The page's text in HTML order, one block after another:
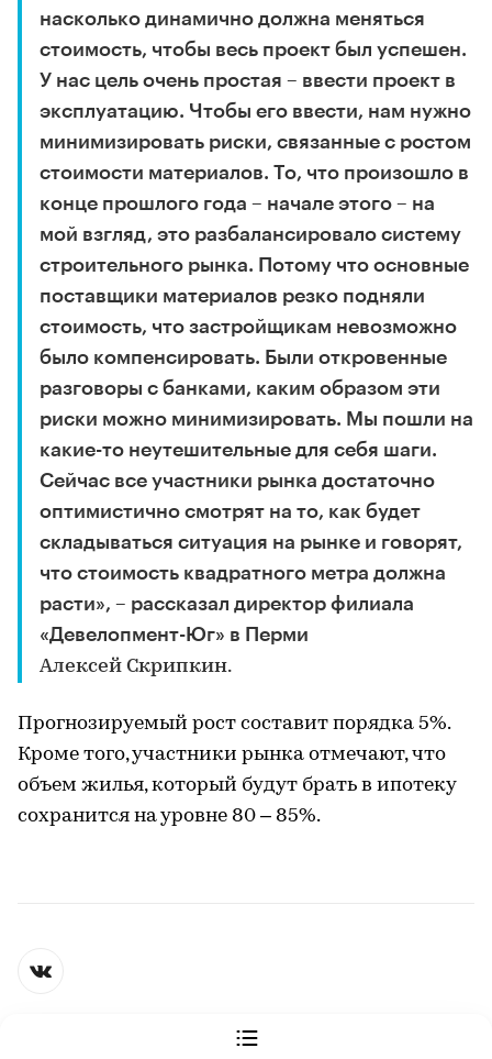
насколько динамично должна меняться
стоимость, чтобы весь проект был успешен.
У нас цель очень простая – ввести проект в
эксплуатацию. Чтобы его ввести, нам нужно
минимизировать риски, связанные с ростом
стоимости материалов. То, что произошло в
конце прошлого года – начале этого – на
мой взгляд, это разбалансировало систему
строительного рынка. Потому что основные
поставщики материалов резко подняли
стоимость, что застройщикам невозможно
было компенсировать. Были откровенные
разговоры с банками, каким образом эти
риски можно минимизировать. Мы пошли на
какие-то неутешительные для себя шаги.
Сейчас все участники рынка достаточно
оптимистично смотрят на то, как будет
складываться ситуация на рынке и говорят,
что стоимость квадратного метра должна
расти», – рассказал директор филиала
«Девелопмент-Юг» в Перми
Алексей Скрипкин.
Прогнозируемый рост составит порядка 5%.
Кроме того, участники рынка отмечают, что
объем жилья, который будут брать в ипотеку
сохранится на уровне 80 – 85%.